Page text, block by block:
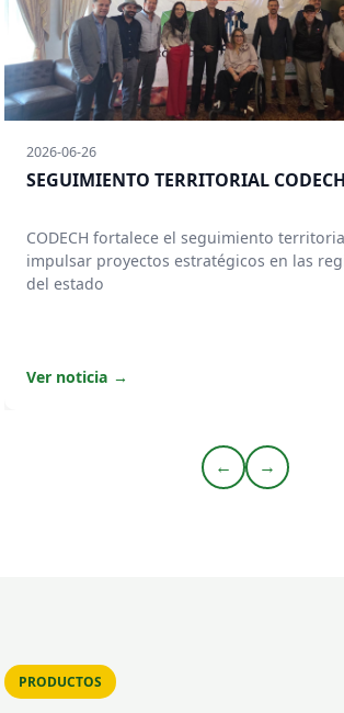
2026-06-26
SEGUIMIENTO TERRITORIAL CODECH
CODECH fortalece el seguimiento
impulsar proyectos estratégicos en las
del estado
Ver noticia →
← →
PRODUCTOS